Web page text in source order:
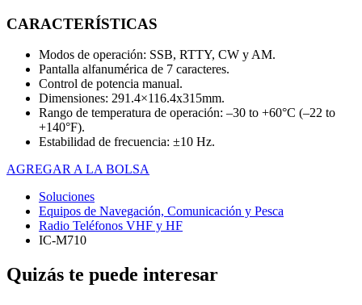
CARACTERÍSTICAS
Modos de operación: SSB, RTTY, CW y AM.
Pantalla alfanumérica de 7 caracteres.
Control de potencia manual.
Dimensiones: 291.4×116.4x315mm.
Rango de temperatura de operación: –30 to +60°C (–22 to
+140°F).
Estabilidad de frecuencia: ±10 Hz.
AGREGAR A LA BOLSA
Soluciones
Equipos de Navegación, Comunicación y Pesca
Radio Teléfonos VHF y HF
IC-M710
Quizás te puede interesar